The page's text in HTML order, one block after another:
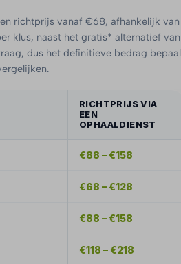
richtprijs vanaf €68, afhankelijk van
klus, naast het gratis* alternatief van
dus het definitieve bedrag bepaal
RICHTPRIJS VIA
EEN
OPHAALDIENST
€88 – €158
€68 – €128
€88 – €158
€118 – €218